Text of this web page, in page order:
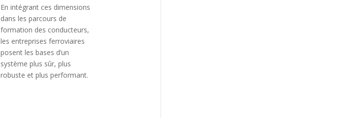
En intégrant ces dimensions
dans les parcours de
formation des conducteurs,
les entreprises ferroviaires
posent les bases d’un
système plus sûr, plus
robuste et plus performant.